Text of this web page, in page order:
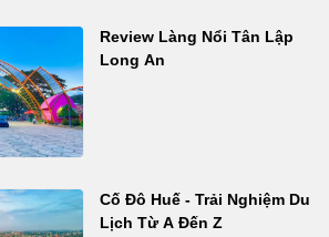
Review Làng Nổi Tân Lập
Long An
Cố Đô Huế - Trải Nghiệm Du
Lịch Từ A Đến Z